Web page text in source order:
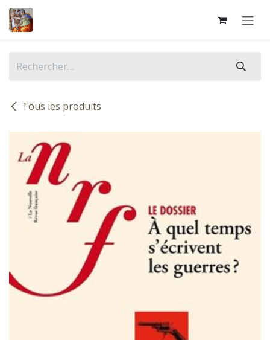
Se rendre au contenu
Tous les produits